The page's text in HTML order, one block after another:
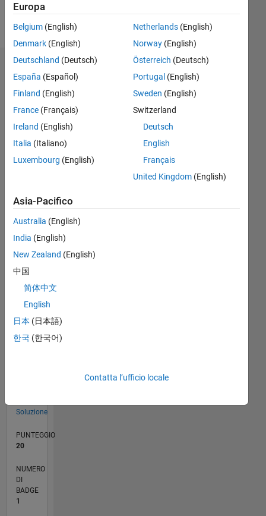
Follow
Statistica
C…
CONTRIBUTI L
-2
-1
1
2
3
L
09/23
01/24
05/24
09/24
01/25
05/25
09/25
01/26
05/26
02/24
07/24
12/24
10/25
03/26
08/26
135.130
of
Soluzione
PUNTEGGIO
20
NUMERO
DI
BADGE
1
Europa
Belgium (English)
Denmark (English)
Deutschland (Deutsch)
España (Español)
Finland (English)
France (Français)
Ireland (English)
Italia (Italiano)
Luxembourg (English)
Netherlands(English)
Norway(English)
Österreich (Deutsch)
Portugal (English)
Sweden (English)
Switzerland
Deutsch
English
Français
United Kingdom(English)
Asia-Pacifico
Australia (English)
India (English)
New Zealand (English)
中国
简体中文
English
日本 (日本語)
한국 (한국어)
Contatta l’ufficio locale